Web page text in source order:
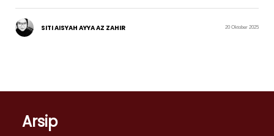
SITI AISYAH AYYA AZ ZAHIR 20 Oktober 2025
Arsip